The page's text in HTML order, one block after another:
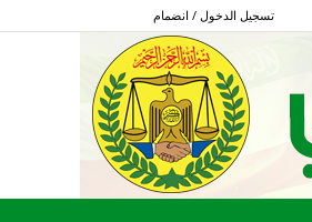
تسجيل الدخول / انضمام